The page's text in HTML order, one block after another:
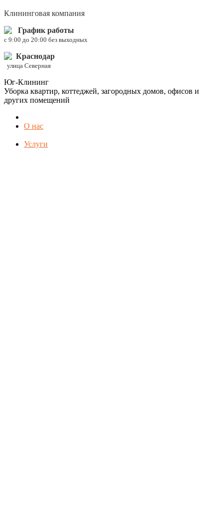
Клининговая компания
График работы
c 9:00 до 20:00 без выходных
Краснодар
улица Северная
Юг-Клининг
Уборка квартир, коттеджей, загородных домов, офисов и
других помещений
О нас
Услуги